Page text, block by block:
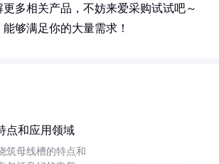
多相关产品，不妨来爱采购试试吧～
够满足你的大量需求！
点和应用领域
筑母线槽的特点和